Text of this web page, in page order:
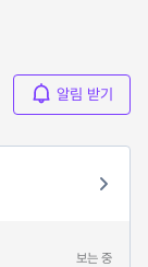
알림 받기
보는 중